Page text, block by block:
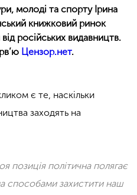
молоді та спорту Ірина
книжковий ринок
російських видавництв.
Цензор.нет.
є те, наскільки
заходять на
позиція політична полягає
способами захистити наш